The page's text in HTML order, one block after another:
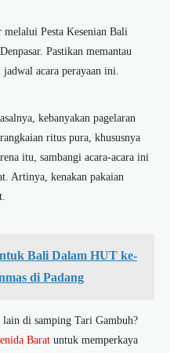
Pesta Kesenian Bali
Pastikan memantau
jadwal acara perayaan ini.
kebanyakan pagelaran
ritus pura, khususnya
itu, sambangi acara-acara ini
Artinya, kenakan pakaian
Bali Dalam HUT ke-
di Padang
lain di samping Tari Gambuh?
Barat untuk memperkaya